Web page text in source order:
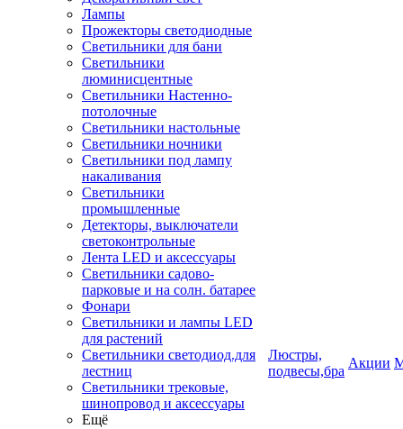
Лампы
Прожекторы светодиодные
Светильники для бани
Светильники
люминисцентные
Светильники Настенно-
потолочные
Светильники настольные
Светильники ночники
Светильники под лампу
накаливания
Светильники
промышленные
Детекторы, выключатели
светоконтрольные
Лента LED и аксессуары
Светильники садово-
парковые и на солн. батарее
Фонари
Светильники и лампы LED
для растений
Светильники светодиод.для
лестниц
Светильники трековые,
шинопровод и аксессуары
Ещё
Люстры,
подвесы,бра
Акции